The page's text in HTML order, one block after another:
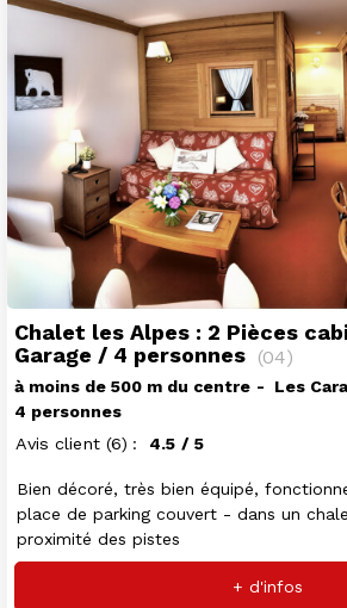
Chalet les Alpes : 2 Pièces
Garage / 4 personnes (04)
à moins de 500 m du centre Les
4 personnes
Avis client (6) 4.5 / 5
Bien décoré, très bien équipé,
place de parking couvert - dans un
proximité des pistes
+ d'infos